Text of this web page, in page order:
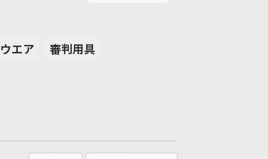
ウエア
審判用具